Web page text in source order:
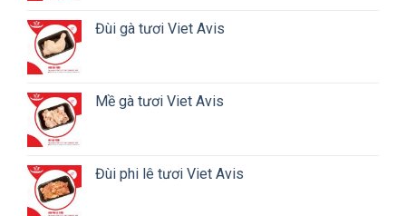
Đùi gà tươi Viet Avis
Mề gà tươi Viet Avis
Đùi phi lê tươi Viet Avis